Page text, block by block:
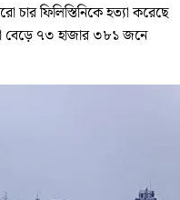
ফিলিস্তিনিকে হত্যা করেছে
বেড়ে ৭৩ হাজার ৩৮১ জনে